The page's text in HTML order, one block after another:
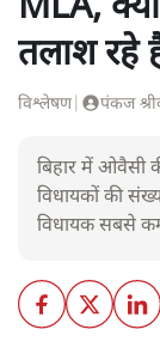
MLA,
तलाश रहे
विश्लेषण| पंकज
बिहार में ओवैसी
विधायकों की
विधायक सबसे